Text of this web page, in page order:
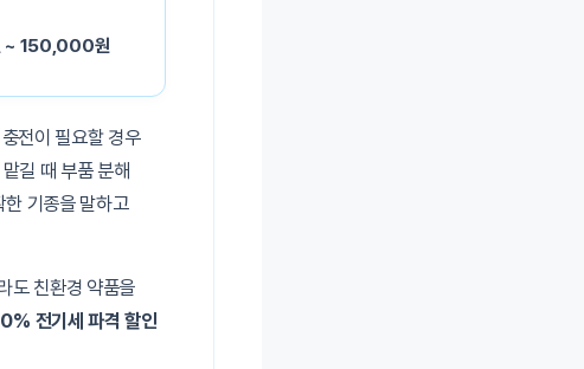
150,000원
전이 필요할 경우
길 때 부품 분해
기종을 말하고
도 친환경 약품을
전기세 파격 할인